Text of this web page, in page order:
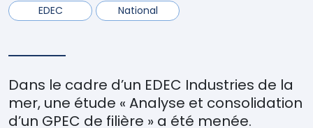
EDEC National
Dans le cadre d’un EDEC Industries de la
mer, une étude « Analyse et consolidation
d’un GPEC de filière » a été menée.